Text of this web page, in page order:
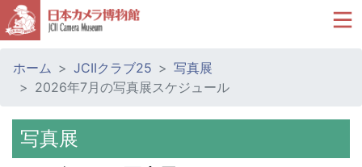
ホーム JCIIクラブ25
写真展
2026年7月の写真展スケジュール
写真展